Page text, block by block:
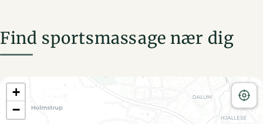
Find sportsmassage nær dig
+
−